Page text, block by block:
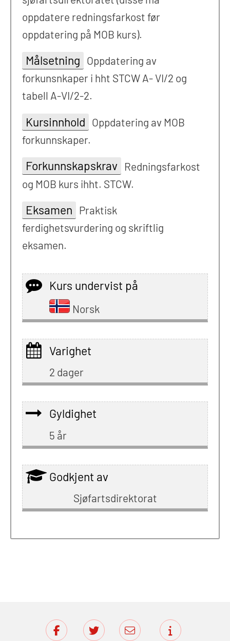
oppdatere redningsfarkost før
oppdatering på MOB kurs).
Målsetning Oppdatering av
forkunsnkaper i hht STCW A- VI/2 og
tabell A-VI/2-2.
Kursinnhold Oppdatering av MOB
forkunnskaper.
Forkunnskapskrav
Redningsfarkost
og MOB kurs ihht. STCW.
Eksamen Praktisk
ferdighetsvurdering og skriftlig
eksamen.
Kurs undervist på
Norsk
Varighet
2 dager
Gyldighet
5 år
Godkjent av
Sjøfartsdirektorat